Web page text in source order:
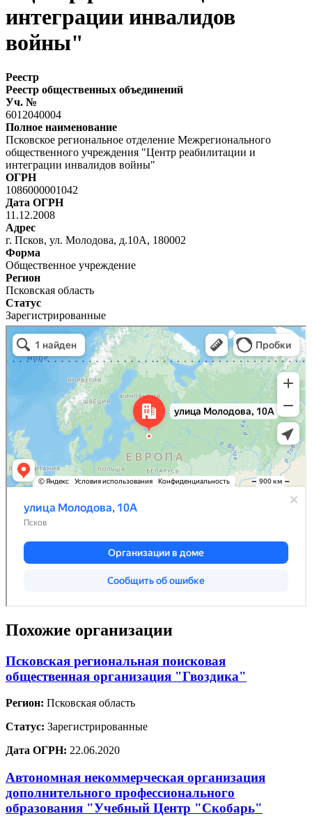
интеграции инвалидов
войны"
Реестр
Реестр общественных объединений
Уч. №
6012040004
Полное наименование
Псковское региональное отделение Межрегионального
общественного учреждения "Центр реабилитации и
интеграции инвалидов войны"
ОГРН
1086000001042
Дата ОГРН
11.12.2008
Адрес
г. Псков, ул. Молодова, д.10А, 180002
Форма
Общественное учреждение
Регион
Псковская область
Статус
Зарегистрированные
Похожие организации
Псковская региональная поисковая
общественная организация "Гвоздика"
Регион: Псковская область
Статус: Зарегистрированные
Дата ОГРН: 22.06.2020
Автономная некоммерческая организация
дополнительного профессионального
образования "Учебный Центр "Скобарь"